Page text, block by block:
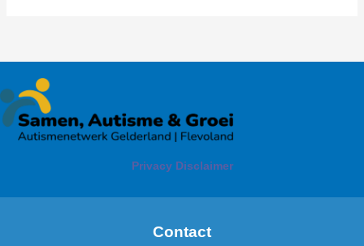
Privacy Disclaimer
Contact